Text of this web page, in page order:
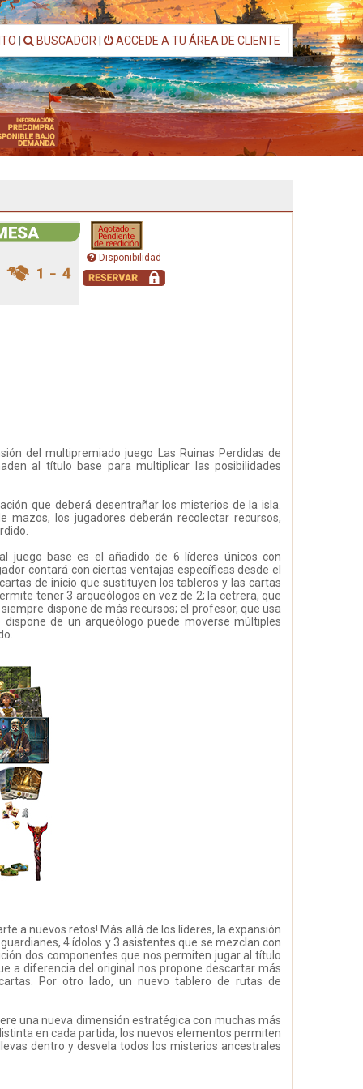
BUSCADOR ACCEDE A TU ÁREA DE CLIENTE
Disponibilidad
del multipremiado juego Las Ruinas Perdidas de
al título base para multiplicar las posibilidades
que deberá desentrañar los misterios de la isla.
mazos, los jugadores deberán recolectar recursos,
juego base es el añadido de 6 líderes únicos con
contará con ciertas ventajas específicas desde el
de inicio que sustituyen los tableros y las cartas
tener 3 arqueólogos en vez de 2; la cetrera, que
dispone de más recursos; el profesor, que usa
de un arqueólogo puede moverse múltiples
a nuevos retos! Más allá de los líderes, la expansión
4 ídolos y 3 asistentes que se mezclan con
dos componentes que nos permiten jugar al título
a diferencia del original nos propone descartar más
Por otro lado, un nuevo tablero de rutas de
una nueva dimensión estratégica con muchas más
en cada partida, los nuevos elementos permiten
dentro y desvela todos los misterios ancestrales